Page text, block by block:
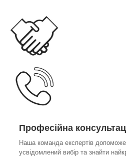
Професійна
Наша команда експертів
усвідомлений вибір та знайти